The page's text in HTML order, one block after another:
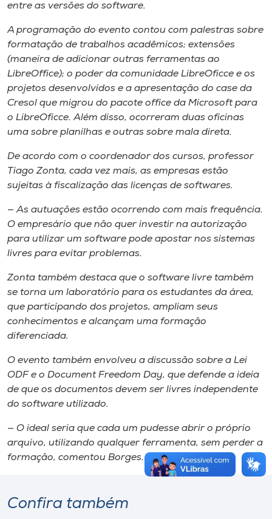
entre as versões do software.
A programação do evento contou com palestras sobre
formatação de trabalhos acadêmicos; extensões
(maneira de adicionar outras ferramentas ao
LibreOffice); o poder da comunidade LibreOficce e os
projetos desenvolvidos e a apresentação do case da
Cresol que migrou do pacote office da Microsoft para
o LibreOficce. Além disso, ocorreram duas oficinas
uma sobre planilhas e outras sobre mala direta.
De acordo com o coordenador dos cursos, professor
Tiago Zonta, cada vez mais, as empresas estão
sujeitas à fiscalização das licenças de softwares.
— As autuações estão ocorrendo com mais frequência.
O empresário que não quer investir na autorização
para utilizar um software pode apostar nos sistemas
livres para evitar problemas.
Zonta também destaca que o software livre também
se torna um laboratório para os estudantes da área,
que participando dos projetos, ampliam seus
conhecimentos e alcançam uma formação
diferenciada.
O evento também envolveu a discussão sobre a Lei
ODF e o Document Freedom Day, que defende a ideia
de que os documentos devem ser livres independente
do software utilizado.
— O ideal seria que cada um pudesse abrir o próprio
arquivo, utilizando qualquer ferramenta, sem perder a
formação, comentou Borges.
Confira também